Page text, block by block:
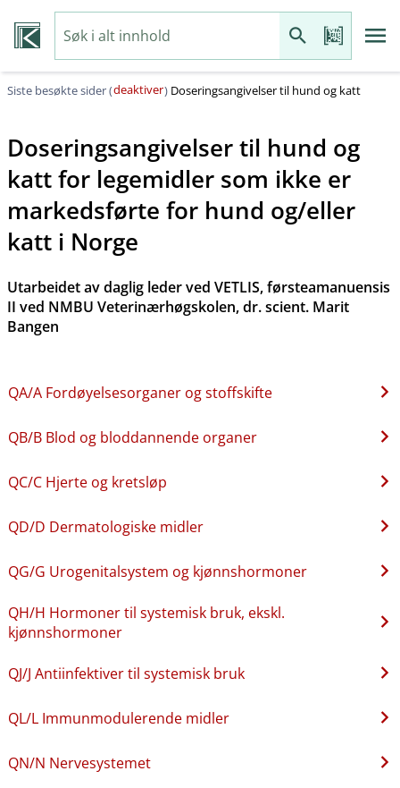
Siste besøkte sider (deaktiver) Doseringsangivelser til hund og katt
Doseringsangivelser til hund og
katt for legemidler som ikke er
markedsførte for hund og​/​eller
katt i Norge
Utarbeidet av daglig leder ved VETLIS, førsteamanuensis
II ved NMBU Veterinærhøgskolen, dr. scient. Marit
Bangen
QA​/​A Fordøyelsesorganer og stoffskifte
QB​/​B Blod og bloddannende organer
QC​/​C Hjerte og kretsløp
QD​/​D Dermatologiske midler
QG​/​G Urogenitalsystem og kjønnshormoner
QH​/​H Hormoner til systemisk bruk, ekskl.
kjønnshormoner
QJ​/​J Antiinfektiver til systemisk bruk
QL​/​L Immunmodulerende midler
QN​/​N Nervesystemet